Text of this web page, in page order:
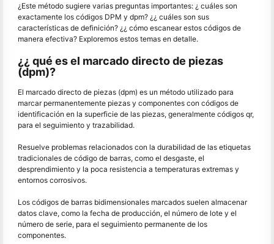
¿Este método sugiere varias preguntas importantes: ¿ cuáles son
exactamente los códigos DPM y dpm? ¿¿ cuáles son sus
características de definición? ¿¿ cómo escanear estos códigos de
manera efectiva? Exploremos estos temas en detalle.
¿¿ qué es el marcado directo de piezas
(dpm)?
El marcado directo de piezas (dpm) es un método utilizado para
marcar permanentemente piezas y componentes con códigos de
identificación en la superficie de las piezas, generalmente códigos qr,
para el seguimiento y trazabilidad.
Resuelve problemas relacionados con la durabilidad de las etiquetas
tradicionales de código de barras, como el desgaste, el
desprendimiento y la poca resistencia a temperaturas extremas y
entornos corrosivos.
Los códigos de barras bidimensionales marcados suelen almacenar
datos clave, como la fecha de producción, el número de lote y el
número de serie, para el seguimiento permanente de los
componentes.